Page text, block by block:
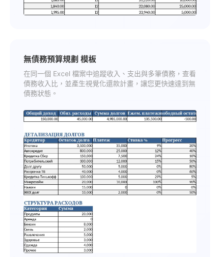
無債務預算規劃 模板
在同一個 Excel 檔案中追蹤收入、支出與多筆債務，查看
債務收入比，並產生視覺化還款計畫，讓您更快速達到無
債務狀態。